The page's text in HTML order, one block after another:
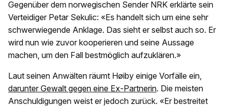
Gegenüber dem norwegischen Sender NRK erklärte sein
Verteidiger Petar Sekulic: «Es handelt sich um eine sehr
schwerwiegende Anklage. Das sieht er selbst auch so. Er
wird nun wie zuvor kooperieren und seine Aussage
machen, um den Fall bestmöglich aufzuklären.»
Laut seinen Anwälten räumt Høiby einige Vorfälle ein,
darunter Gewalt gegen eine Ex-Partnerin. Die meisten
Anschuldigungen weist er jedoch zurück. «Er bestreitet